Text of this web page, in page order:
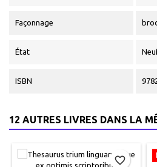
Façonnage
État
ISBN
12 AUTRES LIVRES DANS LA
favorite_border